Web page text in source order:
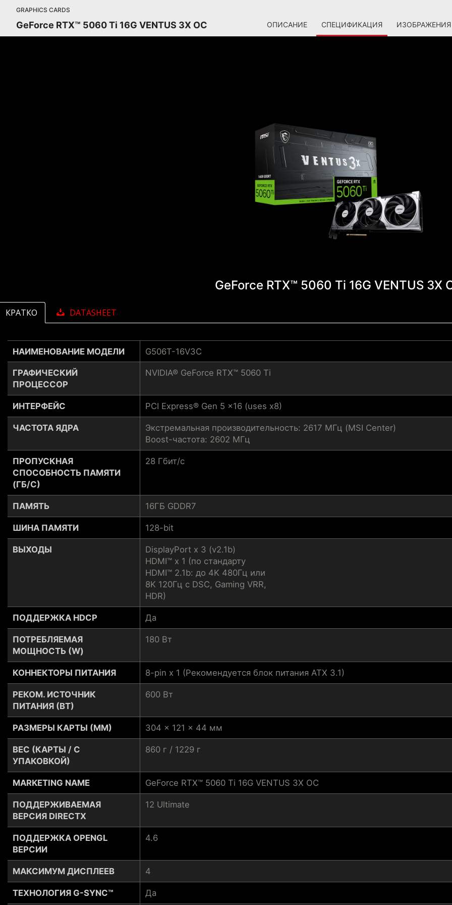
GRAPHICS CARDS
GeForce RTX™ 5060 Ti 16G VENTUS 3X OC ОПИСАНИЕ СПЕЦИФИКАЦИЯ ИЗОБРАЖЕНИЯ
GeForce RTX™ 5060 Ti 16G VENTUS 3X
КРАТКО DATASHEET
НАИМЕНОВАНИЕ МОДЕЛИ
ГРАФИЧЕСКИЙ
ПРОЦЕССОР
ИНТЕРФЕЙС
ЧАСТОТА ЯДРА
ПРОПУСКНАЯ
СПОСОБНОСТЬ ПАМЯТИ
(ГБ/С)
ПАМЯТЬ
ШИНА ПАМЯТИ
ВЫХОДЫ
ПОДДЕРЖКА HDCP
ПОТРЕБЛЯЕМАЯ
МОЩНОСТЬ (W)
КОННЕКТОРЫ ПИТАНИЯ
РЕКОМ. ИСТОЧНИК
ПИТАНИЯ (ВТ)
РАЗМЕРЫ КАРТЫ (ММ)
ВЕС (КАРТЫ / С
УПАКОВКОЙ)
MARKETING NAME
ПОДДЕРЖИВАЕМАЯ
ВЕРСИЯ DIRECTX
ПОДДЕРЖКА OPENGL
ВЕРСИИ
МАКСИМУМ ДИСПЛЕЕВ
ТЕХНОЛОГИЯ G-SYNC™
G506T-16V3C
NVIDIA® GeForce RTX™ 5060 Ti
PCI Express® Gen 5 x16 (uses x8)
Экстремальная производительность: 2617 МГц (MSI Center)
Boost-частота: 2602 МГц
28 Гбит/с
16ГБ GDDR7
128-bit
DisplayPort x 3 (v2.1b)
HDMI™ x 1 (по стандарту
HDMI™ 2.1b: до 4K 480Гц или
8K 120Гц с DSC, Gaming VRR,
HDR)
Да
180 Вт
8-pin x 1 (Рекомендуется блок питания ATX 3.1)
600 Вт
304 x 121 x 44 мм
860 г / 1229 г
GeForce RTX™ 5060 Ti 16G VENTUS 3X OC
12 Ultimate
4.6
4
Да